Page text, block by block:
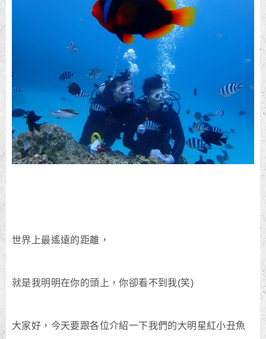
世界上最遙遠的距離，
就是我明明在你的頭上，你卻看不到我(笑)
大家好，今天要跟各位介紹一下我們的大明星紅小丑魚